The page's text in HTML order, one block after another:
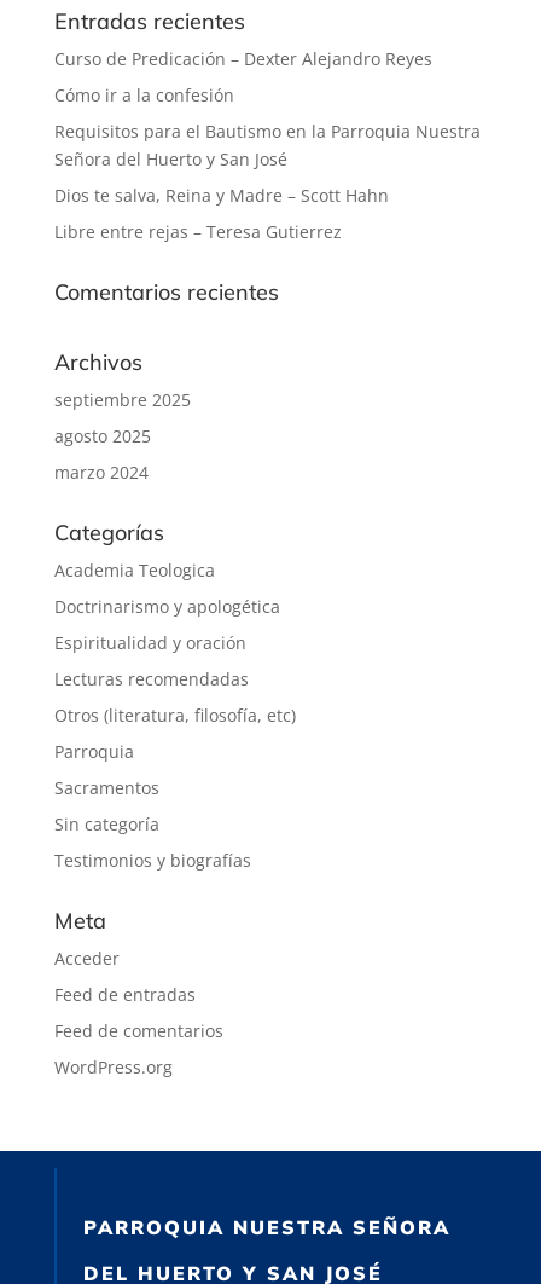
Entradas recientes
Curso de Predicación – Dexter Alejandro Reyes
Cómo ir a la confesión
Requisitos para el Bautismo en la Parroquia Nuestra
Señora del Huerto y San José
Dios te salva, Reina y Madre – Scott Hahn
Libre entre rejas – Teresa Gutierrez
Comentarios recientes
Archivos
septiembre 2025
agosto 2025
marzo 2024
Categorías
Academia Teologica
Doctrinarismo y apologética
Espiritualidad y oración
Lecturas recomendadas
Otros (literatura, filosofía, etc)
Parroquia
Sacramentos
Sin categoría
Testimonios y biografías
Meta
Acceder
Feed de entradas
Feed de comentarios
WordPress.org
PARROQUIA NUESTRA SEÑORA
DEL HUERTO Y SAN JOSÉ